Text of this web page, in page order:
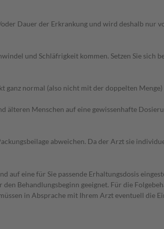
Dauer der Erkrankung und wird deshalb nur
und Schläfrigkeit kommen. Setzen Sie
ganz normal (also nicht mit der doppelten
älteren Menschen auf eine gewissenhafte
abweichen. Da der Arzt sie
auf eine für Sie passende Erhaltungsdosis
Behandlungsbeginn geeignet. Für die
in Absprache mit Ihrem Arzt eventuell die